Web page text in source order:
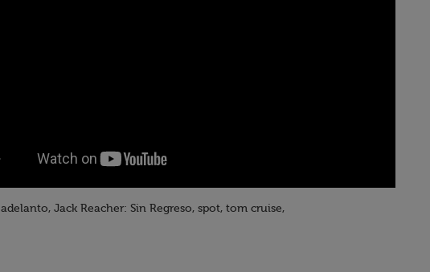
adelanto, Jack Reacher: Sin Regreso, spot, tom cruise,